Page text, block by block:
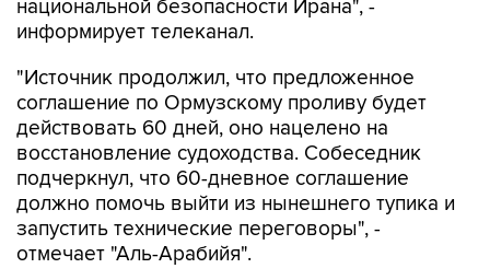
"Источник продолжил, что предложенное
действовать 60 дней, оно нацелено на
восстановление судоходства. Собеседник
подчеркнул, что 60-дневное соглашение
должно помочь выйти из нынешнего тупика и
запустить технические переговоры", -
отмечает "Аль-Арабийя".
По словам источника, входящие в Ормузский